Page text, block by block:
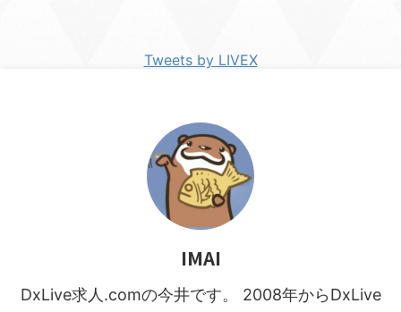
Tweets by LIVEX
IMAI
DxLive求人.comの今井です。 2008年からDxLive